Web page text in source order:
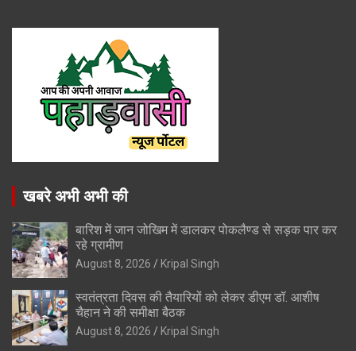
खबरे अभी अभी की
बारिश में जान जोखिम में डालकर पोकलैण्ड से सड़क पार कर
रहे ग्रामीण
August 8, 2026 Kripal Singh
स्वतंत्रता दिवस की तैयारियों को लेकर डीएम डॉ. आशीष
चैहान ने की समीक्षा बैठक
August 8, 2026 Kripal Singh